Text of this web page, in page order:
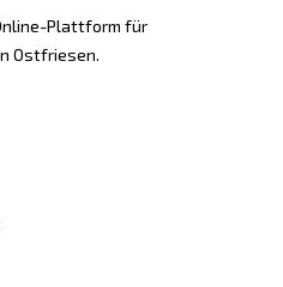
Plattform für
Ostfriesen.